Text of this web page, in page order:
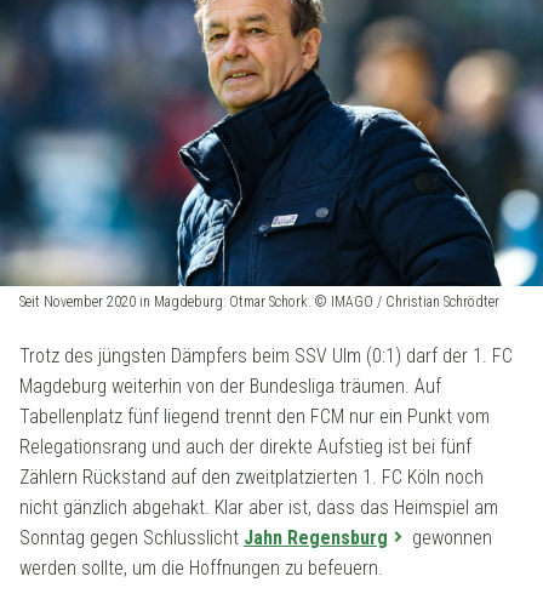
Seit November 2020 in Magdeburg: Otmar Schork. © IMAGO / Christian Schrödter
Trotz des jüngsten Dämpfers beim SSV Ulm (0:1) darf der 1. FC
Magdeburg weiterhin von der Bundesliga träumen. Auf
Tabellenplatz fünf liegend trennt den FCM nur ein Punkt vom
Relegationsrang und auch der direkte Aufstieg ist bei fünf
Zählern Rückstand auf den zweitplatzierten 1. FC Köln noch
nicht gänzlich abgehakt. Klar aber ist, dass das Heimspiel am
Sonntag gegen Schlusslicht Jahn Regensburg
gewonnen
werden sollte, um die Hoffnungen zu befeuern.